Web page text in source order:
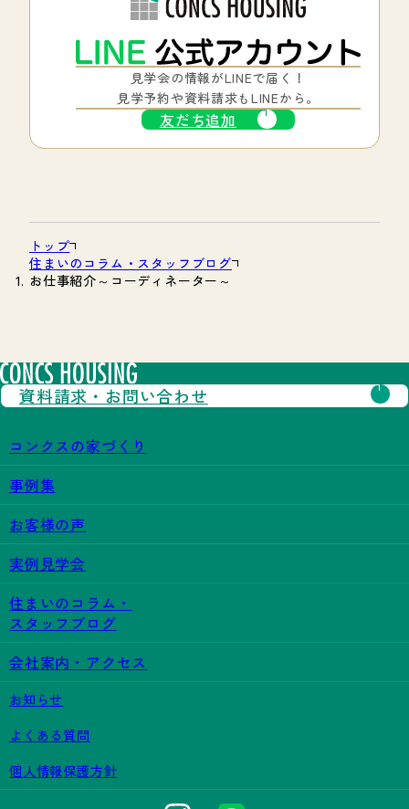
見学会の情報がLINEで届く！
見学予約や資料請求もLINEから。
友だち追加
トップ
住まいのコラム・スタッフブログ
お仕事紹介～コーディネーター～
コンクスの家づくり
事例集
お客様の声
実例見学会
住まいのコラム・
スタッフブログ
会社案内・アクセス
お知らせ
よくある質問
個人情報保護方針
資料請求・ お問い合わせ